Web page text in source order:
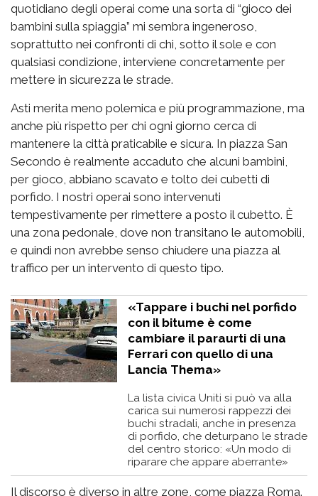
quotidiano degli operai come una sorta di “gioco dei
bambini sulla spiaggia” mi sembra ingeneroso,
soprattutto nei confronti di chi, sotto il sole e con
qualsiasi condizione, interviene concretamente per
mettere in sicurezza le strade.
Asti merita meno polemica e più programmazione, ma
anche più rispetto per chi ogni giorno cerca di
mantenere la città praticabile e sicura. In piazza San
Secondo è realmente accaduto che alcuni bambini,
per gioco, abbiano scavato e tolto dei cubetti di
porfido. I nostri operai sono intervenuti
tempestivamente per rimettere a posto il cubetto. È
una zona pedonale, dove non transitano le automobili,
e quindi non avrebbe senso chiudere una piazza al
traffico per un intervento di questo tipo.
«Tappare i buchi nel porfido
con il bitume è come
cambiare il paraurti di una
Ferrari con quello di una
Lancia Thema»
La lista civica Uniti si può va alla
carica sui numerosi rappezzi dei
buchi stradali, anche in presenza
di porfido, che deturpano le strade
del centro storico: «Un modo di
riparare che appare aberrante»
Il discorso è diverso in altre zone, come piazza Roma.